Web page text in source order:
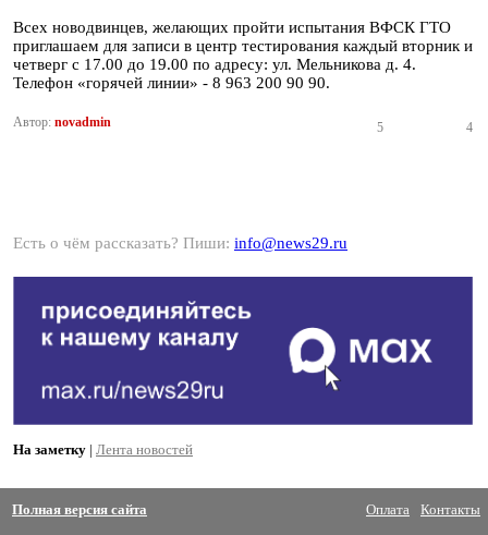
Всех новодвинцев, желающих пройти испытания ВФСК ГТО
приглашаем для записи в центр тестирования каждый вторник и
четверг с 17.00 до 19.00 по адресу: ул. Мельникова д. 4.
Телефон «горячей линии» - 8 963 200 90 90.
Автор: novadmin 5 4
Есть о чём рассказать? Пиши: info@news29.ru
На заметку | Лента новостей
Полная версия сайта Оплата Контакты